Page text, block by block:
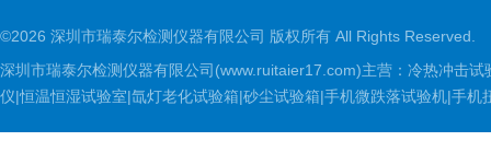
©2026 深圳市瑞泰尔检测仪器有限公司 版权所有 All Rights Reserved.
深圳市瑞泰尔检测仪器有限公司(www.ruitaier17.com)主营：冷热冲击
仪|恒温恒湿试验室|氙灯老化试验箱|砂尘试验箱|手机微跌落试验机|手机